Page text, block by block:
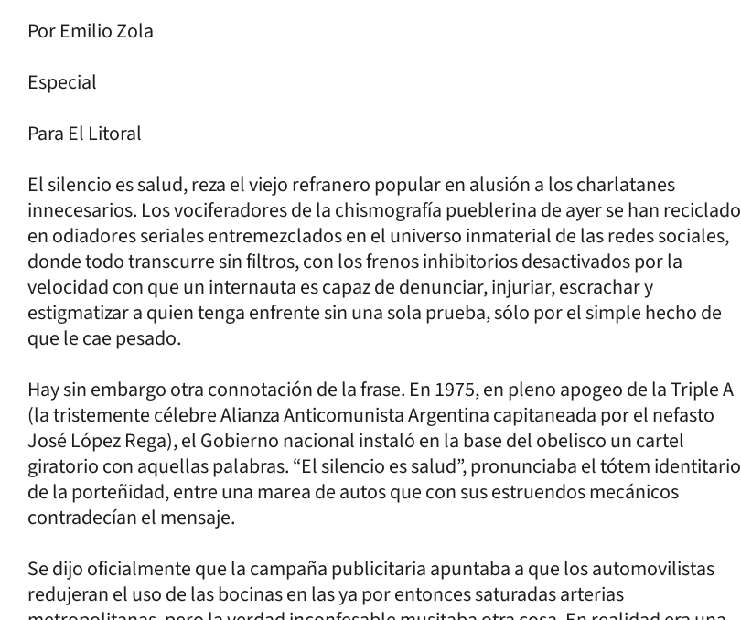
Por Emilio Zola
Especial
Para El Litoral
El silencio es salud, reza el viejo refranero popular en alusión a los charlatanes
innecesarios. Los vociferadores de la chismografía pueblerina de ayer se han reciclado
en odiadores seriales entremezclados en el universo inmaterial de las redes sociales,
donde todo transcurre sin filtros, con los frenos inhibitorios desactivados por la
velocidad con que un internauta es capaz de denunciar, injuriar, escrachar y
estigmatizar a quien tenga enfrente sin una sola prueba, sólo por el simple hecho de
que le cae pesado.
Hay sin embargo otra connotación de la frase. En 1975, en pleno apogeo de la Triple A
(la tristemente célebre Alianza Anticomunista Argentina capitaneada por el nefasto
José López Rega), el Gobierno nacional instaló en la base del obelisco un cartel
giratorio con aquellas palabras. “El silencio es salud”, pronunciaba el tótem identitario
de la porteñidad, entre una marea de autos que con sus estruendos mecánicos
contradecían el mensaje.
Se dijo oficialmente que la campaña publicitaria apuntaba a que los automovilistas
redujeran el uso de las bocinas en las ya por entonces saturadas arterias